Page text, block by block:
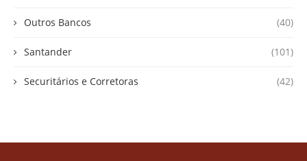
Outros Bancos (40)
Santander (101)
Securitários e Corretoras (42)